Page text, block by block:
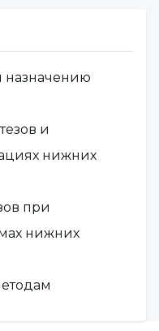
назначению
и
нижних
при
нижних